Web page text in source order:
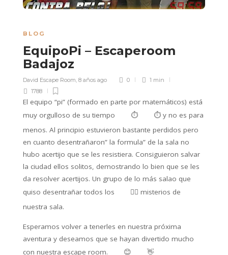
BLOG
EquipoPi – Escaperoom
Badajoz
David Escape Room, 8 años ago 0
1 min
1788
El equipo “pi” (formado en parte por matemáticos) está
muy orgulloso de su tiempo
⏱️ ⏱️ y no es para
menos. Al principio estuvieron bastante perdidos pero
en cuanto desentrañaron” la formula” de la sala no
hubo acertijo que se les resistiera. Consiguieron salvar
la ciudad ellos solitos, demostrando lo bien que se les
da resolver acertijos. Un grupo de lo más salao que
quiso desentrañar todos los
🕵️‍♂️ misterios de
nuestra sala.
Esperamos volver a tenerles en nuestra próxima
aventura y deseamos que se hayan divertido mucho
con nuestra escape room.
😊 👋